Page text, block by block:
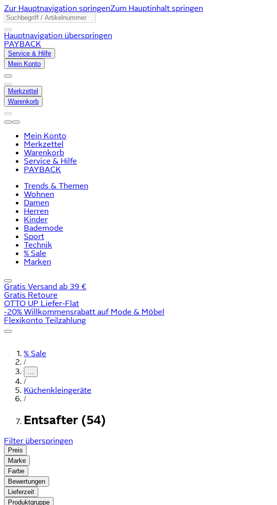
Zur Hauptnavigation springenZum Hauptinhalt springen
Hauptnavigation überspringen
PAYBACK
Service & Hilfe
Mein Konto
Merkzettel
Warenkorb
Mein Konto
Merkzettel
Warenkorb
Service & Hilfe
PAYBACK
Trends & Themen
Wohnen
Damen
Herren
Kinder
Bademode
Sport
Technik
% Sale
Marken
Gratis Versand ab 39 €
Gratis Retoure
OTTO UP Liefer-Flat
-20% Willkommensrabatt auf Mode & Möbel
Flexikonto Teilzahlung
% Sale
/
...
/
Küchenkleingeräte
/
Entsafter (54)
Filter überspringen
Preis
Marke
Farbe
Bewertungen
Lieferzeit
Produktgruppe